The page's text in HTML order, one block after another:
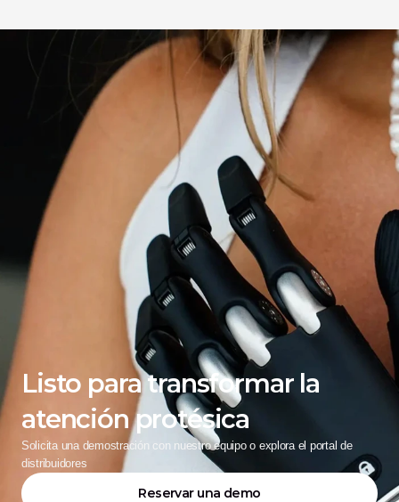
Listo para transformar la
atención protésica
Solicita una demostración con nuestro equipo o explora el portal de
distribuidores
Reservar una demo